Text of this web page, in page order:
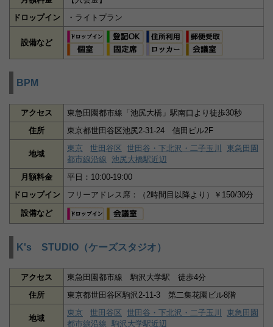
ドロップイン
・ライトプラン
設備など
BPM
アクセス
東急田園都市線「池尻大橋」駅南口より徒歩30秒
住所
東京都世田谷区池尻2-31-24 信田ビル2F
地域
東京 世田谷区 世田谷・下北沢・二子玉川
東急田園
都市線沿線 池尻大橋駅近辺
月額料金
平日：10:00-19:00
ドロップイン
フリーアドレス席：（2時間目以降より）￥150/30分
設備など
K's STUDIO（ケーズスタジオ）
アクセス
東急田園都市線 駒沢大学駅 徒歩4分
住所
東京都世田谷区駒沢2-11-3 第二集花園ビル8階
地域
東京 世田谷区 世田谷・下北沢・二子玉川
東急田園
都市線沿線 駒沢大学駅近辺